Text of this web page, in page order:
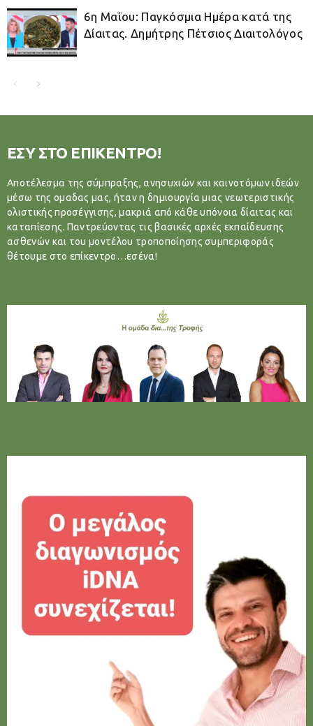
6η Μαΐου: Παγκόσμια Ημέρα κατά της
Δίαιτας. Δημήτρης Πέτσιος Διαιτολόγος
ΕΣΥ ΣΤΟ ΕΠΙΚΕΝΤΡΟ!
Αποτέλεσμα της σύμπραξης, ανησυχιών και καινοτόμων ιδεών
μέσω της ομαδας μας, ήταν η δημιουργία μιας νεωτεριστικής
ολιστικής προσέγγισης, μακριά από κάθε υπόνοια δίαιτας και
καταπίεσης. Παντρεύοντας τις βασικές αρχές εκπαίδευσης
ασθενών και του μοντέλου τροποποίησης συμπεριφοράς
θέτουμε στο επίκεντρο…εσένα!